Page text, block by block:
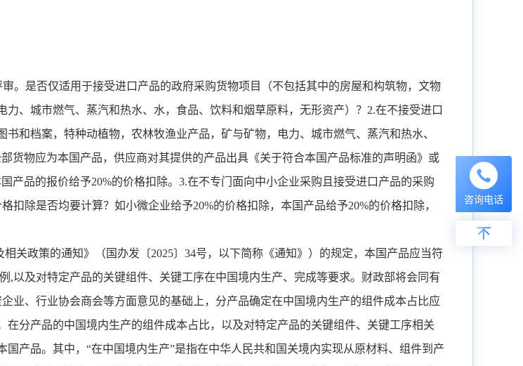
。是否仅适用于接受进口产品的政府采购货物项目（不包括其中的房屋和构筑物，文物
、城市燃气、蒸汽和热水、水，食品、饮料和烟草原料，无形资产）？ 2.在不接受进口
和档案，特种动植物，农林牧渔业产品，矿与矿物，电力、城市燃气、蒸汽和热水、
货物应为本国产品，供应商对其提供的产品出具《关于符合本国产品标准的声明函》或
产品的报价给予20%的价格扣除。 3.在不专门面向中小企业采购且接受进口产品的采购
扣除是否均要计算？如小微企业给予20%的价格扣除，本国产品给予20%的价格扣除，
关政策的通知》（国办发〔2025〕 34号，以下简称《通知》）的规定，本国产品应当符
,以及对特定产品的关键组件、关键工序在中国境内生产、完成等要求。财政部将会同有
业、行业协会商会等方面意见的基础上，分产品确定在中国境内生产的组件成本占比应
分产品的中国境内生产的组件成本占比，以及对特定产品的关键组件、关键工序相关
产品。其中， “在中国境内生产”是指在中华人民共和国关境内实现从原材料、组件到产
咨询电话